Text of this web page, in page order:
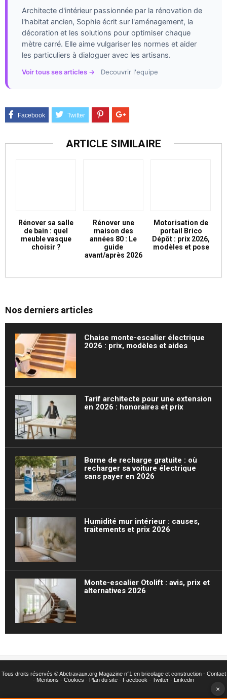
Architecte d'intérieur passionnée par la rénovation de
l'habitat ancien, Sophie écrit sur l'aménagement, la
décoration et les solutions pour optimiser chaque
mètre carré. Elle aime vulgariser les normes et aider
les particuliers à dialoguer avec les artisans.
Voir tous ses articles → Decouvrir l'equipe
ARTICLE SIMILAIRE
Rénover sa salle
de bain : quel
meuble vasque
choisir ?
Rénover une
maison des
années 80 : Le
guide
avant/après 2026
Motorisation de
portail Brico
Dépôt : prix 2026,
modèles et pose
Nos derniers articles
Chaise monte-escalier électrique
2026 : prix, modèles et aides
Tarif architecte pour une extension
en 2026 : honoraires et prix
Borne de recharge gratuite : où
recharger sa voiture électrique
sans payer en 2026
Humidité mur intérieur : causes,
traitements et prix 2026
Monte-escalier Otolift : avis, prix et
alternatives 2026
Tous droits réservés ©Abctravaux.org Magazine n°1 en bricolage et construction - Contact
- Mentions - Cookies - Plan du site - Facebook - Twitter - Linkedin
×